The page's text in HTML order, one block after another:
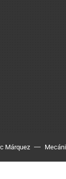
Márquez